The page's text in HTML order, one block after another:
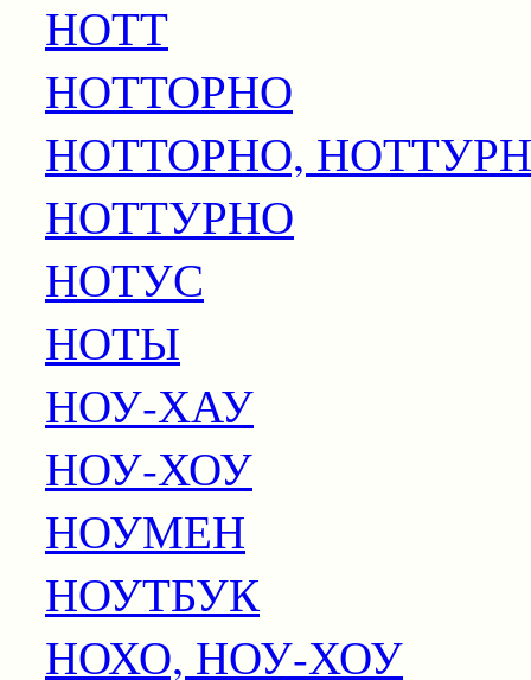
НОТТ
НОТТОРНО
НОТТОРНО,
НОТТУРНО
НОТУС
НОТЫ
НОУ-ХАУ
НОУ-ХОУ
НОУМЕН
НОУТБУК
НОХО, НОУ-ХОУ